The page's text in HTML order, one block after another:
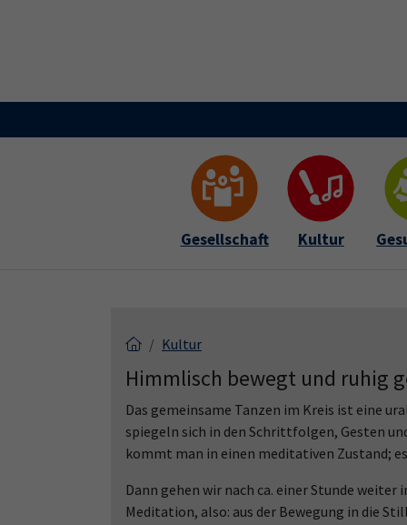
Gesellschaft Kultur
Kultur
Himmlisch bewegt und ruhig
Das gemeinsame Tanzen im Kreis ist eine
spiegeln sich in den Schrittfolgen, Gesten
kommt man in einen meditativen Zustand;
Dann gehen wir nach ca. einer Stunde
Meditation, also: aus der Bewegung in die